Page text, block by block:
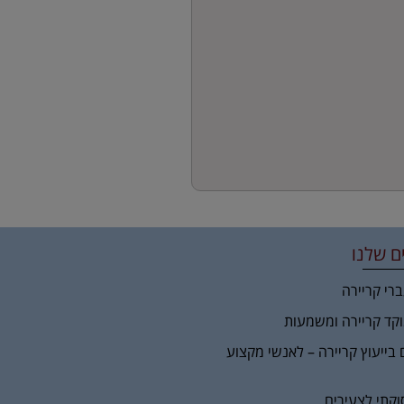
שלנו
קריירה
קריירה ומשמעות
בייעוץ קריירה – לאנשי מקצוע